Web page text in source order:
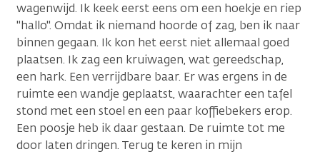
wagenwijd. Ik keek eerst eens om een hoekje en riep
"hallo". Omdat ik niemand hoorde of zag, ben ik naar
binnen gegaan. Ik kon het eerst niet allemaal goed
plaatsen. Ik zag een kruiwagen, wat gereedschap,
een hark. Een verrijdbare baar. Er was ergens in de
ruimte een wandje geplaatst, waarachter een tafel
stond met een stoel en een paar koffiebekers erop.
Een poosje heb ik daar gestaan. De ruimte tot me
door laten dringen. Terug te keren in mijn